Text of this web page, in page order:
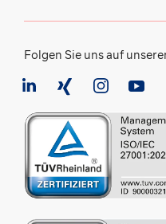
Folgen Sie uns auf